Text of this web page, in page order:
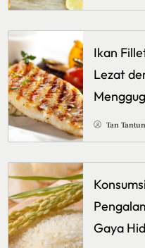
Ikan
Lezat
Tan Tantun
Gaya